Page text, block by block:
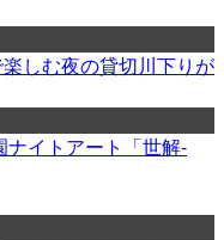
しむ夜の貸切川下りが
イトアート「世解-